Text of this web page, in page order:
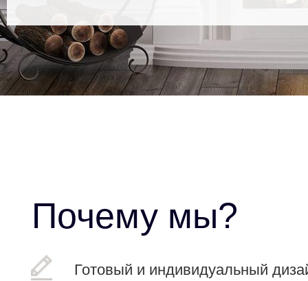
Почему мы?
Готовый и индивидуальный